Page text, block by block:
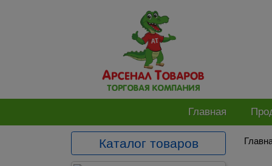
Главная
Каталог товаров